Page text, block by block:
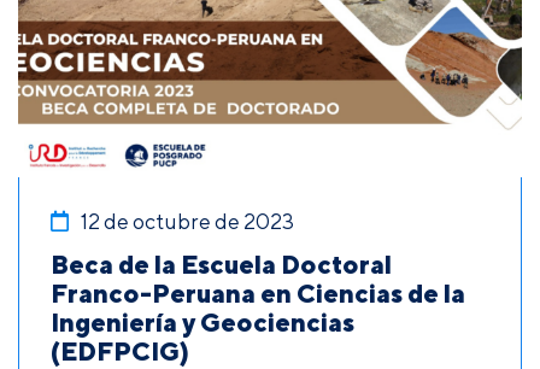
12 de octubre de 2023
Beca de la Escuela Doctoral
Franco-Peruana en Ciencias de la
Ingeniería y Geociencias
(EDFPCIG)